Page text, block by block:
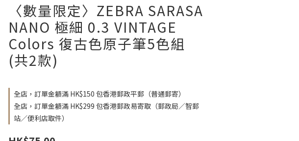
〈數量限定〉ZEBRA SARASA
NANO 極細 0.3 VINTAGE
Colors 復古色原子筆5色組
(共2款)
全店，訂單金額滿 HK$150 包香港郵政平郵（普通郵寄）
全店，訂單金額滿 HK$299 包香港郵政易寄取（郵政局／智郵
站／便利店取件）